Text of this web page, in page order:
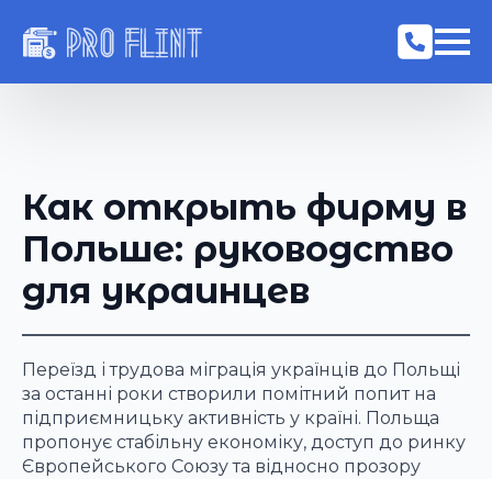
Как открыть фирму в
Польше: руководство
для украинцев
Переїзд і трудова міграція українців до Польщі
за останні роки створили помітний попит на
підприємницьку активність у країні. Польща
пропонує стабільну економіку, доступ до ринку
Європейського Союзу та відносно прозору